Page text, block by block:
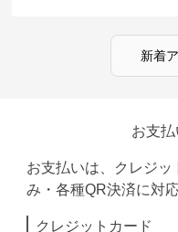
新着
お支
お支払いは、クレジ
み・各種QR決済に対
クレジットカード